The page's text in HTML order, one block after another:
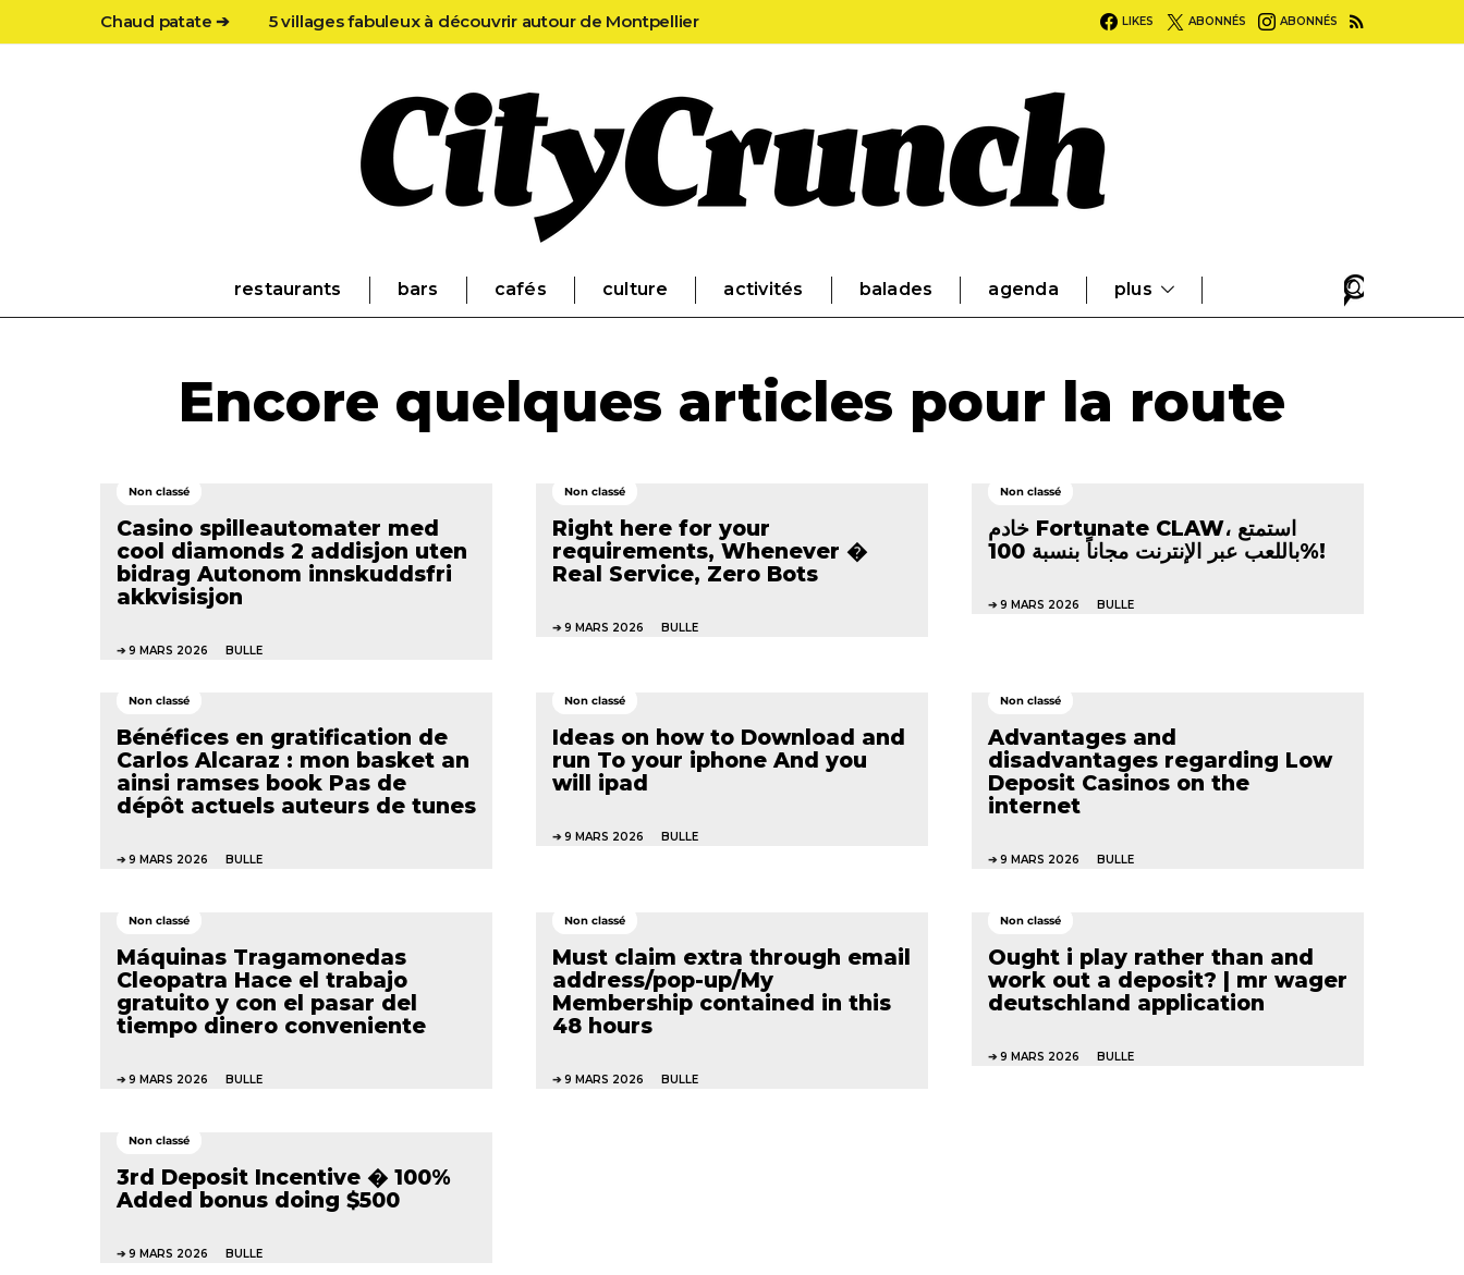
Chaud patate ➔ 5 villages fabuleux à découvrir autour de Montpellier LIKES ABONNÉS ABONNÉS
restaurants bars cafés culture activités balades agenda plus
Encore quelques articles pour la route
Non classé
Casino spilleautomater med
cool diamonds 2 addisjon uten
bidrag Autonom innskuddsfri
akkvisisjon
9 MARS 2026 BULLE
Non classé
Right here for your
requirements, Whenever �
Real Service, Zero Bots
9 MARS 2026 BULLE
Non classé
خادم Fortunate CLAW، استمتع
باللعب عبر الإنترنت مجاناً بنسبة 100%!
9 MARS 2026 BULLE
Non classé
Bénéfices en gratification de
Carlos Alcaraz : mon basket an
ainsi ramses book Pas de
dépôt actuels auteurs de tunes
9 MARS 2026 BULLE
Non classé
Ideas on how to Download and
run To your iphone And you
will ipad
9 MARS 2026 BULLE
Non classé
Advantages and
disadvantages regarding Low
Deposit Casinos on the
internet
9 MARS 2026 BULLE
Non classé
Máquinas Tragamonedas
Cleopatra Hace el trabajo
gratuito y con el pasar del
tiempo dinero conveniente
9 MARS 2026 BULLE
Non classé
Must claim extra through email
address/pop-up/My
Membership contained in this
48 hours
9 MARS 2026 BULLE
Non classé
Ought i play rather than and
work out a deposit? | mr wager
deutschland application
9 MARS 2026 BULLE
Non classé
3rd Deposit Incentive � 100%
Added bonus doing $500
9 MARS 2026 BULLE